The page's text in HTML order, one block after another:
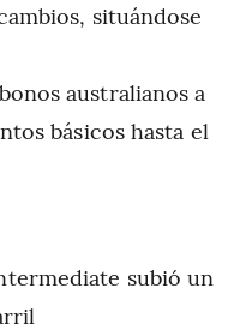
situándose
australianos a
básicos hasta el
subió un